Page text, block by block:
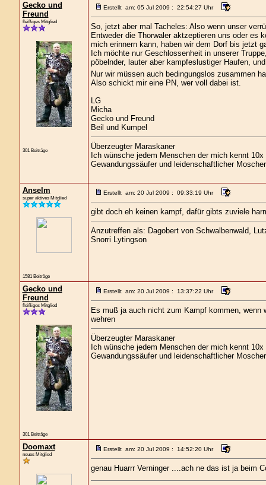
Gecko und
Freund
fleißiges Mitglied
301 Beiträge
Erstellt am: 05 Jul 2009 : 22:54:27 Uhr
So, jetzt aber mal Tacheles: Also wenn unser
Entweder die Thorwaler aktzeptieren uns oder es
mich erinnern kann, haben wir dem Dorf bis jetzt
Ich möchte nur Geschlossenheit in unserer
pöbelnder, lauter aber kampfeslustiger Haufen,
Nur wir müssen auch bedingungslos zusammen
Also schickt mir eine PN, wer voll dabei ist.
LG
Micha
Gecko und Freund
Beil und Kumpel
Überzeugter Maraskaner
Ich wünsche jedem Menschen der mich kennt
Gewandungssäufer und leidenschaftlicher Moscher
Anselm
super aktives Mitglied
1581 Beiträge
Erstellt am: 20 Jul 2009 : 09:33:19 Uhr
gibt doch eh keinen kampf, dafür gibts zuviele
Anzutreffen als: Dagobert von Schwalbenwald,
Snorri Lytingson
Gecko und
Freund
fleißiges Mitglied
301 Beiträge
Erstellt am: 20 Jul 2009 : 13:37:22 Uhr
Es muß ja auch nicht zum Kampf kommen, wenn
wehren
Überzeugter Maraskaner
Ich wünsche jedem Menschen der mich kennt
Gewandungssäufer und leidenschaftlicher Moscher
Doomaxt
neues Mitglied
Erstellt am: 20 Jul 2009 : 14:52:20 Uhr
genau Huarrr Verninger ....ach ne das ist ja beim